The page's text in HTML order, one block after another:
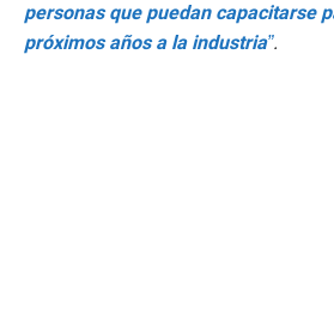
personas que puedan capacitarse
próximos años a la industria”.